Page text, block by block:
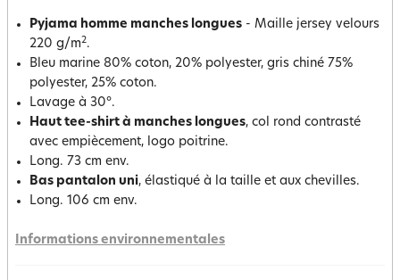
Pyjama homme manches longues - Maille jersey velours
220 g/m2.
Bleu marine 80% coton, 20% polyester, gris chiné 75%
polyester, 25% coton.
Lavage à 30°.
Haut tee-shirt à manches longues, col rond contrasté
avec empiècement, logo poitrine.
Long. 73 cm env.
Bas pantalon uni, élastiqué à la taille et aux chevilles.
Long. 106 cm env.
Informations environnementales